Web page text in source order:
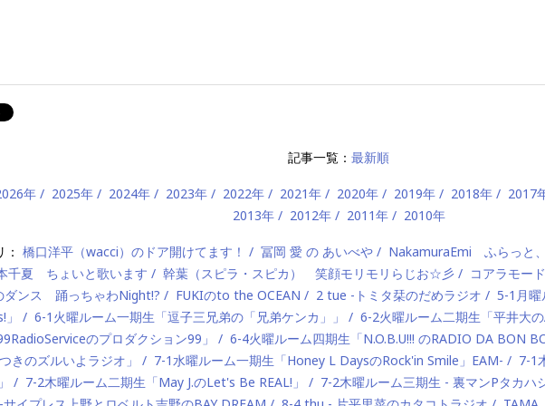
記事一覧： 最新順
年 2025年 2024年 2023年 2022年 2021年 2020年 2019年 2018年
2017
2013年
2012年 2011年 2010年
橋口洋平（wacci）のドア開けてます！ 冨岡 愛 の あいべや
NakamuraEmi ふらっと
千夏 ちょいと歌います 幹葉（スピラ・スピカ） 笑顔モリモリらじお☆彡
コアラモー
ダンス 踊っちゃわNight!?
FUKIのto the OCEAN 2 tue -トミタ栞のだめラジオ
5-1月曜
6-1火曜ルーム一期生「逗子三兄弟の「兄弟ケンカ」」
6-2火曜ルーム二期生「平井大
のプロダクション99」
6-4火曜ルーム四期生「N.O.B.U!!! のRADIO DA BON
きのズルいよラジオ」
7-1水曜ルーム一期生「Honey L DaysのRock'in Smile」EAM-
7-1
7-2木曜ルーム二期生「May J.のLet's Be REAL!」
7-2木曜ルーム三期生 - 裏マンPタカ